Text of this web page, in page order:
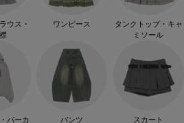
ウス・
ワンピース
タンクトップ・キャ
ミソール
パーカ
パンツ スカート